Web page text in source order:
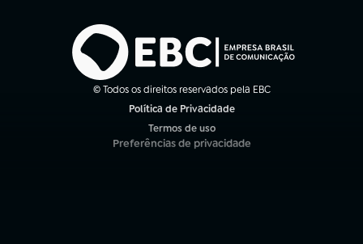
© Todos os direitos reservados pela EBC
Política de Privacidade
Termos de uso
(abre em nova aba)
Preferências de privacidade